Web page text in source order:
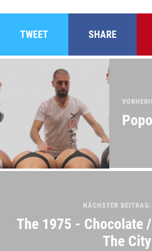
TWEET SHARE
NÄCHSTER BEITRAG:
The 1975 - Chocolate /
The City